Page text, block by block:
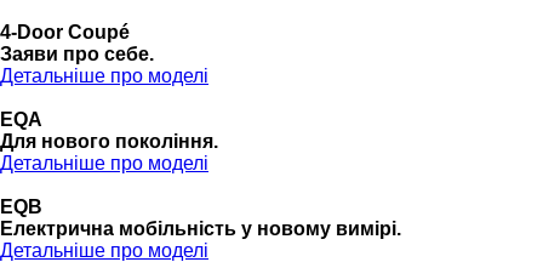
4-Door Coupé
Заяви про себе.
Детальніше про моделі
EQA
Для нового покоління.
Детальніше про моделі
EQB
Електрична мобільність у новому вимірі.
Детальніше про моделі